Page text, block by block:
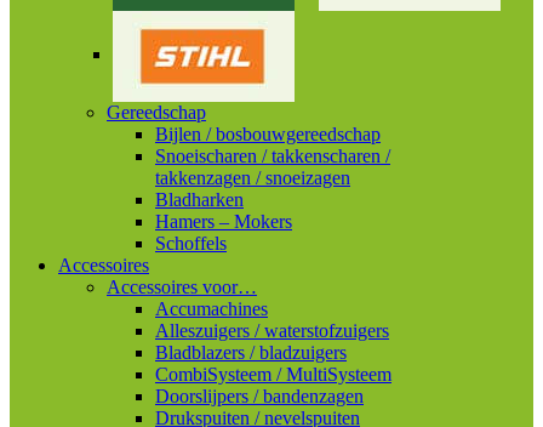
Gereedschap
Bijlen / bosbouwgereedschap
Snoeischaren / takkenscharen /
takkenzagen / snoeizagen
Bladharken
Hamers – Mokers
Schoffels
Accessoires
Accessoires voor…
Accumachines
Alleszuigers / waterstofzuigers
Bladblazers / bladzuigers
CombiSysteem / MultiSysteem
Doorslijpers / bandenzagen
Drukspuiten / nevelspuiten